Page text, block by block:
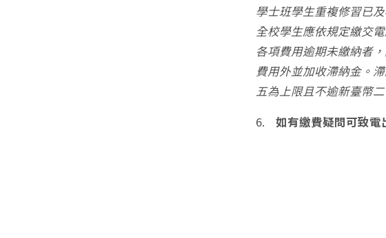
學士班學生重複修習已
全校學生應依規定繳交
各項費用逾期未繳納者
費用外並加收滯納金。
五為上限且不逾新臺幣
6.如有繳費疑問可致電